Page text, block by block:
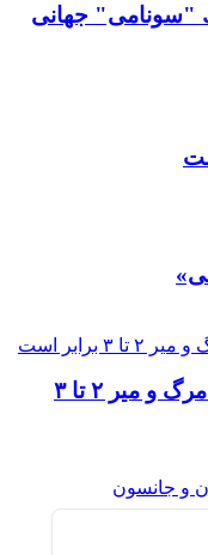
"سونامی" جهانی
ویروس کرونا در جهان؛ آمار واقعی مرگ و میر ۲ تا ۳